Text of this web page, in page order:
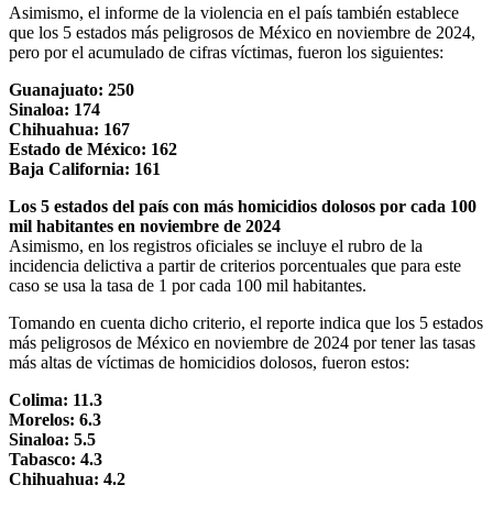
Asimismo, el informe de la violencia en el país también establece
que los 5 estados más peligrosos de México en noviembre de 2024,
pero por el acumulado de cifras víctimas, fueron los siguientes:
Guanajuato: 250
Sinaloa: 174
Chihuahua: 167
Estado de México: 162
Baja California: 161
Los 5 estados del país con más homicidios dolosos por cada 100
mil habitantes en noviembre de 2024
Asimismo, en los registros oficiales se incluye el rubro de la
incidencia delictiva a partir de criterios porcentuales que para este
caso se usa la tasa de 1 por cada 100 mil habitantes.
Tomando en cuenta dicho criterio, el reporte indica que los 5 estados
más peligrosos de México en noviembre de 2024 por tener las tasas
más altas de víctimas de homicidios dolosos, fueron estos:
Colima: 11.3
Morelos: 6.3
Sinaloa: 5.5
Tabasco: 4.3
Chihuahua: 4.2